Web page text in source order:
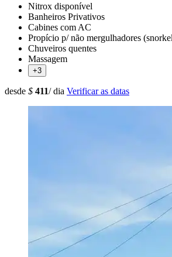
Nitrox disponível
Banheiros Privativos
Cabines com AC
Propício p/ não mergulhadores
Chuveiros quentes
Massagem
+3
desde $ 411/ dia Verificar as datas